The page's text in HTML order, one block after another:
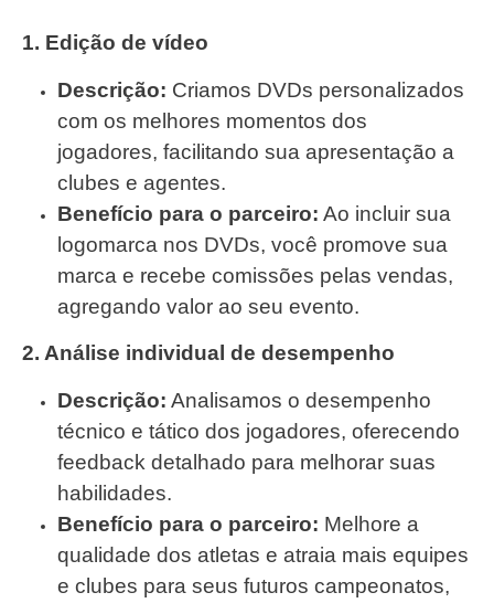
1. Edição de vídeo
Descrição: Criamos DVDs personalizados
com os melhores momentos dos
jogadores, facilitando sua apresentação a
clubes e agentes.
Benefício para o parceiro: Ao incluir sua
logomarca nos DVDs, você promove sua
marca e recebe comissões pelas vendas,
agregando valor ao seu evento.
2. Análise individual de desempenho
Descrição: Analisamos o desempenho
técnico e tático dos jogadores, oferecendo
feedback detalhado para melhorar suas
habilidades.
Benefício para o parceiro: Melhore a
qualidade dos atletas e atraia mais equipes
e clubes para seus futuros campeonatos,